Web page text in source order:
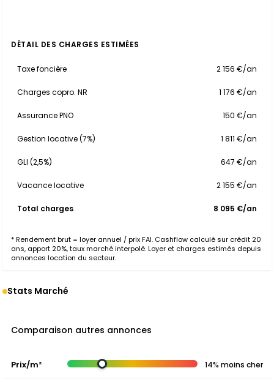
DÉTAIL DES CHARGES ESTIMÉES
Taxe foncière 2 156 €/an
Charges copro. NR 1 176 €/an
Assurance PNO 150 €/an
Gestion locative (7%) 1 811 €/an
GLI (2,5%) 647 €/an
Vacance locative 2 155 €/an
Total charges 8 095 €/an
* Rendement brut = loyer annuel / prix FAI. Cashflow calculé sur crédit 20
ans, apport 20%, taux marché interpolé. Loyer et charges estimés depuis
annonces location du secteur.
Stats Marché
Comparaison autres annonces
Prix/m² 14% moins cher